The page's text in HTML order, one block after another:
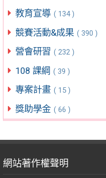
教育宣導 ( 134 )
競賽活動&成果 ( 390 )
營會研習 ( 232 )
108 課綱 ( 39 )
專案計畫 ( 15 )
獎助學金 ( 66 )
網站著作權聲明